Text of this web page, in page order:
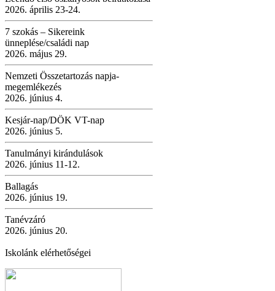
2026. április 23-24.
7 szokás – Sikereink
ünneplése/családi nap
2026. május 29.
Nemzeti Összetartozás napja-
megemlékezés
2026. június 4.
Kesjár-nap/DÖK VT-nap
2026. június 5.
Tanulmányi kirándulások
2026. június 11-12.
Ballagás
2026. június 19.
Tanévzáró
2026. június 20.
Iskolánk elérhetőségei